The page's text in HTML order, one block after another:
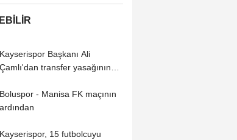
Kayserispor Başkanı Ali
Çamlı'dan transfer yasağının
Boluspor - Manisa FK maçının
ardından
Kayserispor, 15 futbolcuyu